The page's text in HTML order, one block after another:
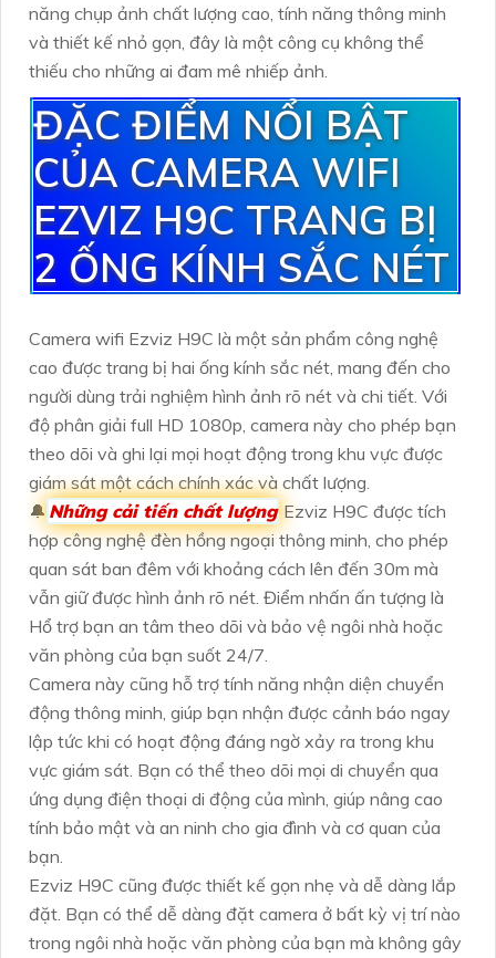
năng chụp ảnh chất lượng cao, tính năng thông minh
và thiết kế nhỏ gọn, đây là một công cụ không thể
thiếu cho những ai đam mê nhiếp ảnh.
ĐẶC ĐIỂM NỔI BẬT
CỦA CAMERA WIFI
EZVIZ H9C TRANG BỊ
2 ỐNG KÍNH SẮC NÉT
Camera wifi Ezviz H9C là một sản phẩm công nghệ
cao được trang bị hai ống kính sắc nét, mang đến cho
người dùng trải nghiệm hình ảnh rõ nét và chi tiết. Với
độ phân giải full HD 1080p, camera này cho phép bạn
theo dõi và ghi lại mọi hoạt động trong khu vực được
giám sát một cách chính xác và chất lượng.
🔔 Những cải tiến chất lượng Ezviz H9C được tích
hợp công nghệ đèn hồng ngoại thông minh, cho phép
quan sát ban đêm với khoảng cách lên đến 30m mà
vẫn giữ được hình ảnh rõ nét. Điểm nhấn ấn tượng là
Hổ trợ bạn an tâm theo dõi và bảo vệ ngôi nhà hoặc
văn phòng của bạn suốt 24/7.
Camera này cũng hỗ trợ tính năng nhận diện chuyển
động thông minh, giúp bạn nhận được cảnh báo ngay
lập tức khi có hoạt động đáng ngờ xảy ra trong khu
vực giám sát. Bạn có thể theo dõi mọi di chuyển qua
ứng dụng điện thoại di động của mình, giúp nâng cao
tính bảo mật và an ninh cho gia đình và cơ quan của
bạn.
Ezviz H9C cũng được thiết kế gọn nhẹ và dễ dàng lắp
đặt. Bạn có thể dễ dàng đặt camera ở bất kỳ vị trí nào
trong ngôi nhà hoặc văn phòng của bạn mà không gây